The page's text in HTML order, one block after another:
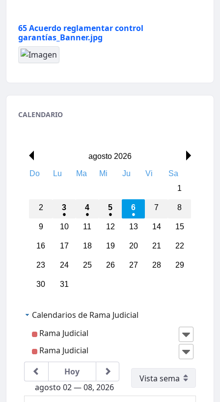
65 Acuerdo reglamentar control
garantías_Banner.jpg
CALENDARIO
agosto 2026
Do Lu Ma Mi Ju Vi
Sa
1
2 3 4 5 6 7 8
9 10 11 12 13 14 15
16 17 18 19 20 21 22
23 24 25 26 27 28 29
30 31
Calendarios de Rama Judicial
Rama Judicial
Rama Judicial
Hoy
agosto 02 — 08, 2026
01:00